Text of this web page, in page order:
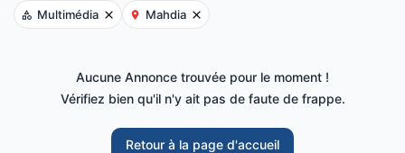
Multimédia Mahdia
Aucune Annonce trouvée pour le moment !
Vérifiez bien qu'il n'y ait pas de faute de frappe.
Retour à la page d'accueil